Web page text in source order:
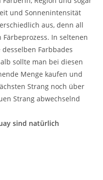
und Sonnenintensität
aus, denn all
In seltenen
Farbbades
sollte man bei diesen
Menge kaufen und
Strang noch über
Strang abwechselnd
sind natürlich